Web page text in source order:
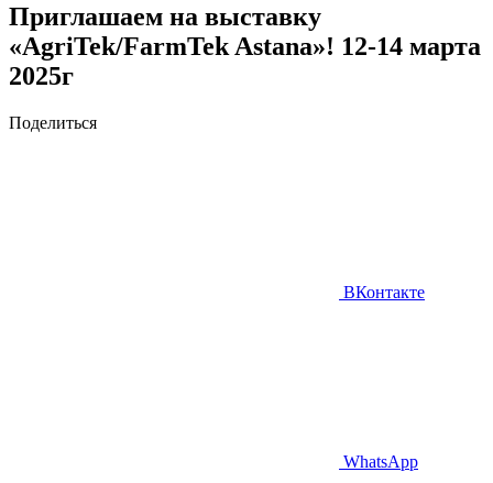
Приглашаем на выставку
«AgriTek/FarmTek Astana»! 12-14 марта
2025г
Поделиться
ВКонтакте
WhatsApp